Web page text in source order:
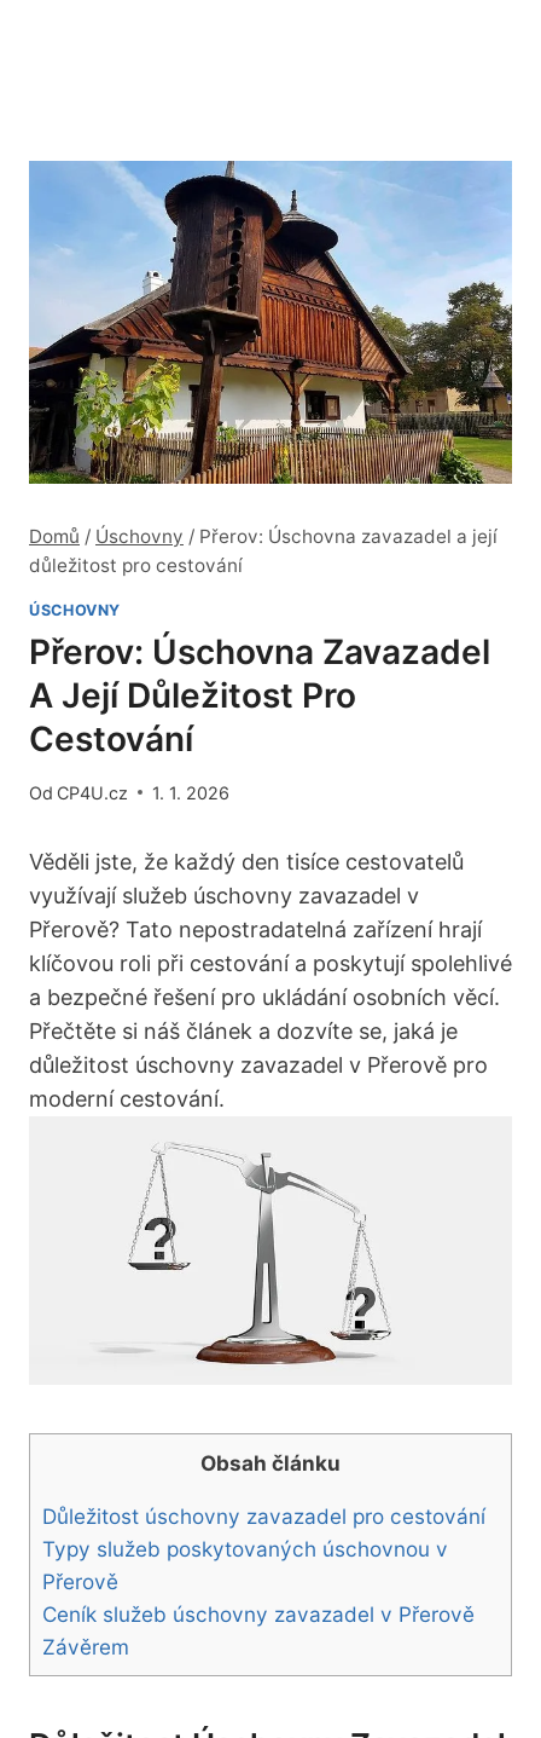
Domů / Úschovny / Přerov: Úschovna zavazadel a její
důležitost pro cestování
ÚSCHOVNY
Přerov: Úschovna Zavazadel
A Její Důležitost Pro
Cestování
Od CP4U.cz 1. 1. 2026
Věděli jste, že každý den tisíce cestovatelů
využívají služeb úschovny zavazadel v
Přerově? Tato nepostradatelná zařízení hrají
klíčovou roli při cestování a poskytují spolehlivé
a bezpečné řešení pro ukládání osobních věcí.
Přečtěte si náš článek a dozvíte se, jaká je
důležitost úschovny zavazadel v Přerově pro
moderní cestování.
Obsah článku
Důležitost úschovny zavazadel pro cestování
Typy služeb poskytovaných úschovnou v
Přerově
Ceník služeb úschovny zavazadel v Přerově
Závěrem